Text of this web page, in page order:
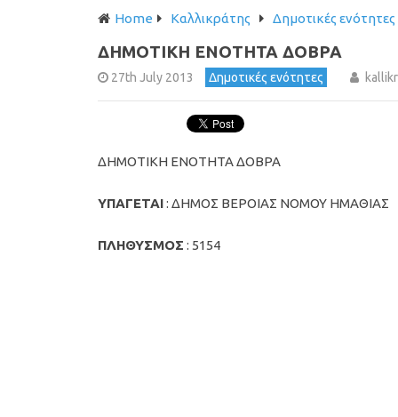
Home Καλλικράτης Δημοτικές ενότητες
ΔΗΜΟΤΙΚΗ ΕΝΟΤΗΤΑ ΔΟΒΡΑ
27th July 2013 Δημοτικές ενότητες
ΔΗΜΟΤΙΚΗ ΕΝΟΤΗΤΑ ΔΟΒΡΑ
ΥΠΑΓΕΤΑΙ: ΔΗΜΟΣ ΒΕΡΟΙΑΣ ΝΟΜΟΥ ΗΜΑΘΙΑΣ
ΠΛΗΘΥΣΜΟΣ : 5154